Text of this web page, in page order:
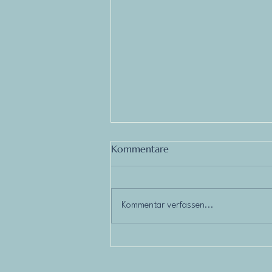
Perfekte Zeiten
Kommentare
Kommentar verfassen...